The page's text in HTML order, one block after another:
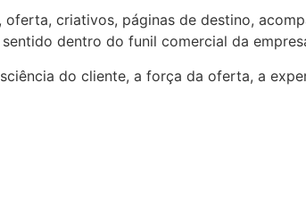
criativos, páginas de destino,
dentro do funil comercial da
do cliente, a força da oferta, a